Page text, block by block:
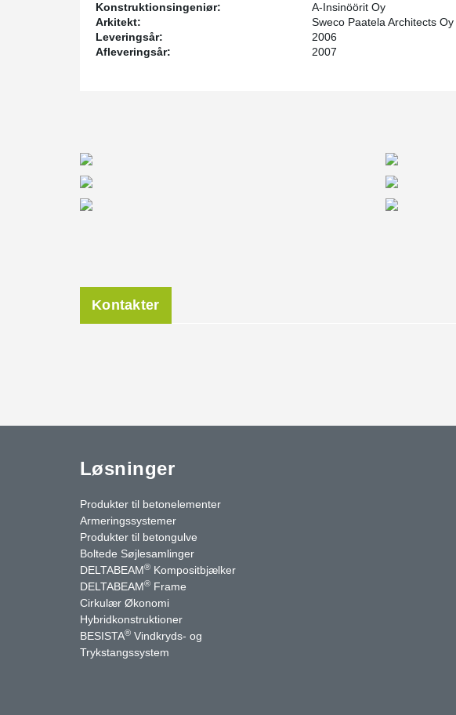
Konstruktionsingeniør:
A-Insinöörit Oy
Arkitekt:
Sweco Paatela Architects Oy
Leveringsår:
2006
Afleveringsår:
2007
Kontakter
Løsninger
Produkter til betonelementer
Armeringssystemer
Produkter til betongulve
Boltede Søjlesamlinger
DELTABEAM® Kompositbjælker
DELTABEAM® Frame
Cirkulær Økonomi
Hybridkonstruktioner
BESISTA® Vindkryds- og
Trykstangssystem